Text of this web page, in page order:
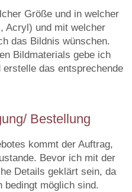
Größe und in welcher
Acryl) und mit welcher
das Bildnis wünschen.
Bildmaterials gebe ich
erstelle das entsprechende
Bestellung
kommt der Auftrag,
Bevor ich mit der
Details geklärt sein, da
bedingt möglich sind.